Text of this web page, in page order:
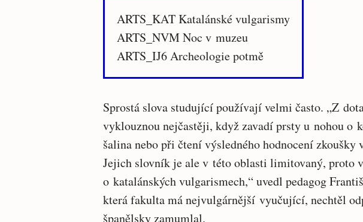
ARTS_KAT Katalánské vulgarismy
ARTS_NVM Noc v muzeu
ARTS_IJ6 Archeologie potmě
Sprostá slova studující používají velmi často. „Z
vyklouznou nejčastěji, když zavadí prsty u nohou o
šalina nebo při čtení výsledného hodnocení
Jejich slovník je ale v této oblasti limitovaný, proto
o katalánských vulgarismech,“ uvedl pedagog
která fakulta má nejvulgárnější vyučující, nechtěl
španělsky zamumlal.